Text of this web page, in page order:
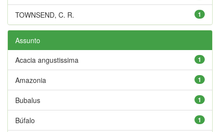
1
TOWNSEND, C. R.
Assunto
1
Acacia angustissima
1
Amazonia
1
Bubalus
1
Búfalo